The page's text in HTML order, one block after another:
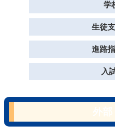
学
生徒
進路
入